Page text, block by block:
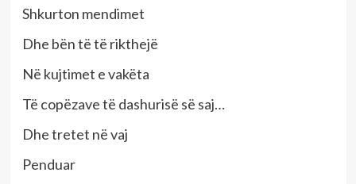
Shkurton mendimet
Dhe bën të të rikthejë
Në kujtimet e vakëta
Të copëzave të dashurisë së saj…
Dhe tretet në vaj
Penduar